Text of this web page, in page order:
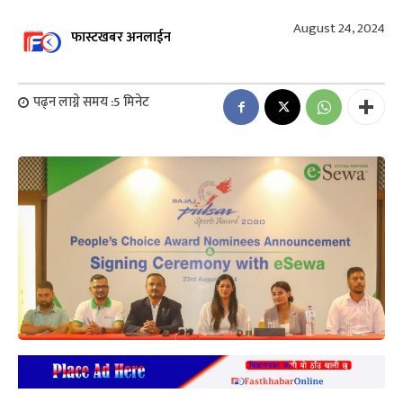
फास्टखबर अनलाईन August 24, 2024
पढ्न लाग्ने समय :5मिनेट